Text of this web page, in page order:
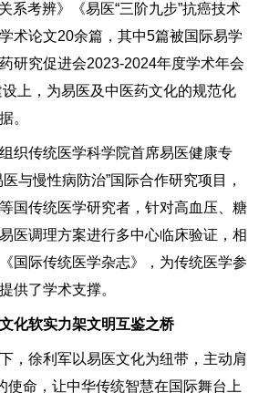
关系考辨》《易医“三阶九步”抗癌技术
术论文20余篇，其中5篇被国际易学
研究促进会2023-2024年度学术年会
上，为易医及中医药文化的规范化
。
传统医学科学院首席易医健康专
与慢性病防治”国际合作研究项目，
国传统医学研究者，针对高血压、糖
医调理方案进行多中心临床验证，相
国际传统医学杂志》，为传统医学参
供了学术支撑。
化软实力架文明互鉴之桥
徐利军以易医文化为纽带，主动肩
使命，让中华传统智慧在国际舞台上